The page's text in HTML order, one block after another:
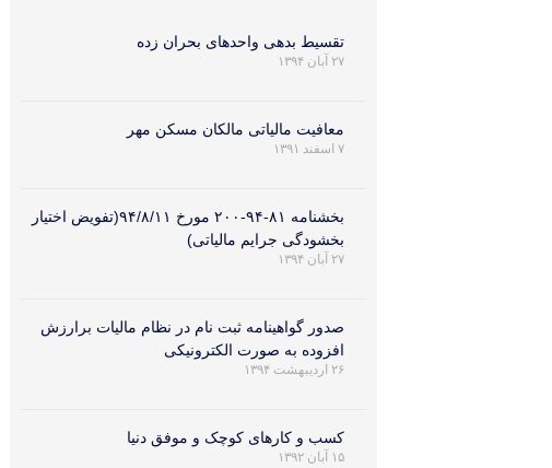
تقسیط بدهی واحدهای بحران زده
۲۷ آبان ۱۳۹۴
معافیت مالیاتی مالکان مسکن مهر
۷ اسفند ۱۳۹۱
بخشنامه ۸۱-۹۴-۲۰۰ مورخ ۹۴/۸/۱۱(تفویض اختیار
بخشودگی جرایم مالیاتی)
۲۷ آبان ۱۳۹۴
صدور گواهینامه ثبت نام در نظام مالیات برارزش
افزوده به صورت الکترونیکی
۲۶ اردیبهشت ۱۳۹۴
کسب‌ و کارهای کوچک و موفق دنیا
۱۵ آبان ۱۳۹۲